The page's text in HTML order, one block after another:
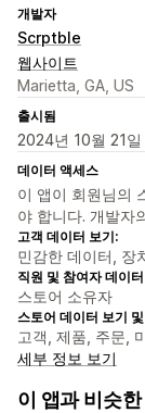
개발자
Scrptble
웹사이트
Marietta, GA, US
출시됨
2024년 10월 21일
데이터 액세스
이 앱이 회원님의
야 합니다. 개발자
고객 데이터 보기:
민감한 데이터, 장
직원 및 참여자 데이
스토어 소유자
스토어 데이터 보기
고객, 제품, 주문,
세부 정보 보기
이 앱과 비슷한